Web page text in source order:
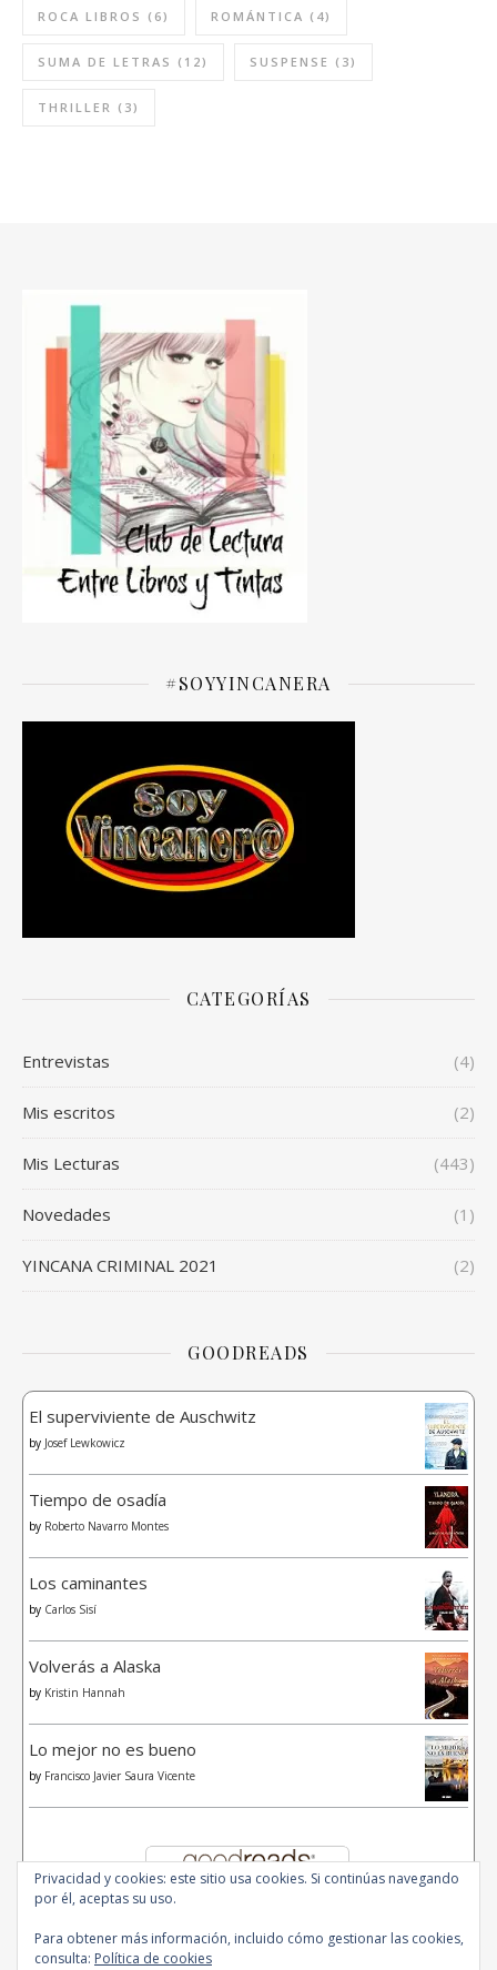
ROCA LIBROS (6) ROMÁNTICA (4)
SUMA DE LETRAS (12) SUSPENSE (3)
THRILLER (3)
#SOYYINCANERA
CATEGORÍAS
Entrevistas (4)
Mis escritos (2)
Mis Lecturas (443)
Novedades (1)
YINCANA CRIMINAL 2021 (2)
GOODREADS
El superviviente de Auschwitz
by Josef Lewkowicz
Tiempo de osadía
by Roberto Navarro Montes
Los caminantes
by Carlos Sisí
Volverás a Alaska
by Kristin Hannah
Lo mejor no es bueno
by Francisco Javier Saura Vicente
Privacidad y cookies: este sitio usa cookies. Si continúas navegando
por él, aceptas su uso.
Para obtener más información, incluido cómo gestionar las cookies,
consulta: Política de cookies